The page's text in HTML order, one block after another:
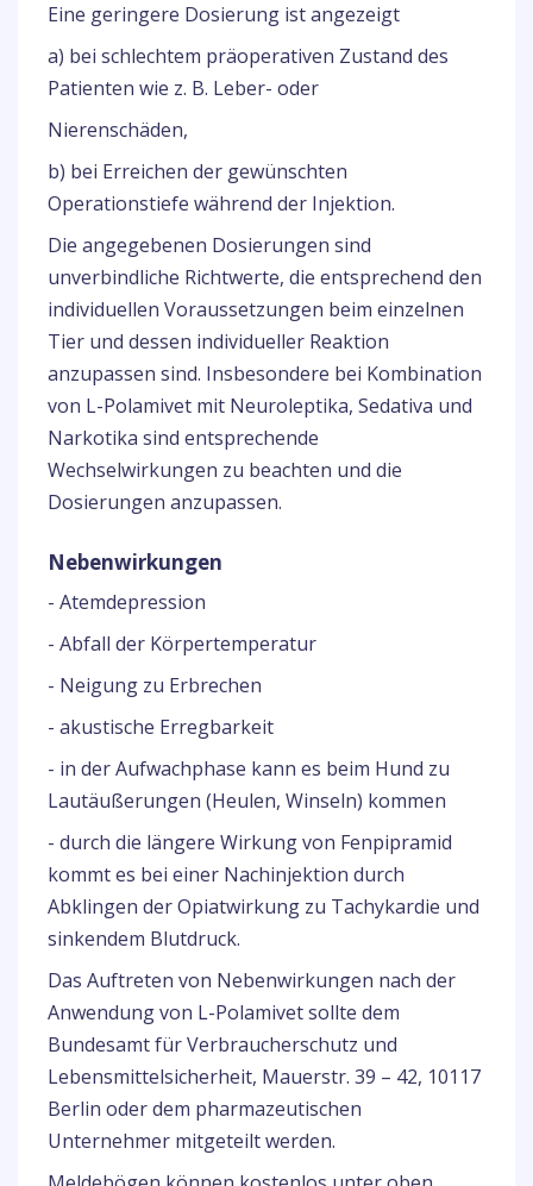
Eine geringere Dosierung ist angezeigt
a) bei schlechtem präoperativen Zustand des
Patienten wie z. B. Leber- oder
Nierenschäden,
b) bei Erreichen der gewünschten
Operationstiefe während der Injektion.
Die angegebenen Dosierungen sind
unverbindliche Richtwerte, die entsprechend den
individuellen Voraussetzungen beim einzelnen
Tier und dessen individueller Reaktion
anzupassen sind. Insbesondere bei Kombination
von L-Polamivet mit Neuroleptika, Sedativa und
Narkotika sind entsprechende
Wechselwirkungen zu beachten und die
Dosierungen anzupassen.
Nebenwirkungen
- Atemdepression
- Abfall der Körpertemperatur
- Neigung zu Erbrechen
- akustische Erregbarkeit
- in der Aufwachphase kann es beim Hund zu
Lautäußerungen (Heulen, Winseln) kommen
- durch die längere Wirkung von Fenpipramid
kommt es bei einer Nachinjektion durch
Abklingen der Opiatwirkung zu Tachykardie und
sinkendem Blutdruck.
Das Auftreten von Nebenwirkungen nach der
Anwendung von L-Polamivet sollte dem
Bundesamt für Verbraucherschutz und
Lebensmittelsicherheit, Mauerstr. 39 – 42, 10117
Berlin oder dem pharmazeutischen
Unternehmer mitgeteilt werden.